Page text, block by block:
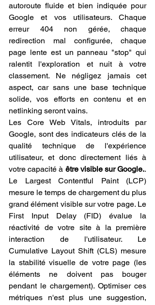
autoroute fluide et bien indiquée pour
Google et vos utilisateurs. Chaque
erreur 404 non gérée, chaque
redirection mal configurée, chaque
page lente est un panneau "stop" qui
ralentit l'exploration et nuit à votre
classement. Ne négligez jamais cet
aspect, car sans une base technique
solide, vos efforts en contenu et en
netlinking seront vains.
Les Core Web Vitals, introduits par
Google, sont des indicateurs clés de la
qualité technique de l'expérience
utilisateur, et donc directement liés à
votre capacité à être visible sur Google..
Le Largest Contentful Paint (LCP)
mesure le temps de chargement du plus
grand élément visible sur votre page. Le
First Input Delay (FID) évalue la
réactivité de votre site à la première
interaction de l'utilisateur. Le
Cumulative Layout Shift (CLS) mesure
la stabilité visuelle de votre page (les
éléments ne doivent pas bouger
pendant le chargement). Optimiser ces
métriques n'est plus une suggestion,